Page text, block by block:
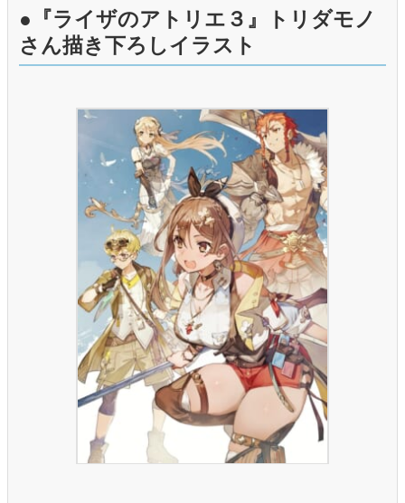
●『ライザのアトリエ３』トリダモノ
さん描き下ろしイラスト